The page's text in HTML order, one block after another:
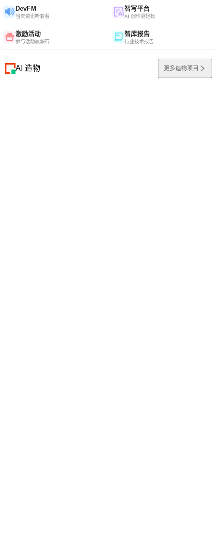
DevFM
当天资讯听着看
智写平台
AI 创作更轻松
激励活动
参与活动赢源石
智库报告
行业技术报告
AI 造物 更多造物项目